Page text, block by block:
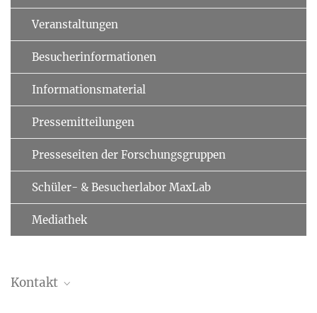
Veranstaltungen
Besucherinformationen
Informationsmaterial
Pressemitteilungen
Presseseiten der Forschungsgruppen
Schüler- & Besucherlabor MaxLab
Mediathek
Kontakt